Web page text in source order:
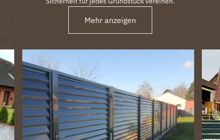
Mehr anzeigen